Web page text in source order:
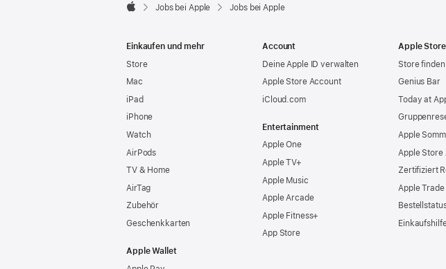

Jobs bei Apple Jobs bei Apple
Einkaufen und mehr
Store
Mac
iPad
iPhone
Watch
AirPods
TV & Home
AirTag
Zubehör
Geschenkkarten
Apple Wallet
Account
Deine Apple ID verwalten
Apple Store Account
iCloud.com
Entertainment
Apple One
Apple TV+
Apple Music
Apple Arcade
Apple Fitness+
App Store
Apple Store
Store finden
Genius Bar
Today at
Apple
Apple Store
Zertifiziert
Apple Trade